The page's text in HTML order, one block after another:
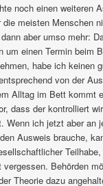
noch einen weiteren
die meisten Menschen
aber umso mehr:
um einen Termin beim
habe ich keinen
von der
Alltag im Bett kommt
dass der kontrolliert
Wenn ich jetzt aber an
Ausweis brauche,
vergessen. Behörden
Theorie dazu